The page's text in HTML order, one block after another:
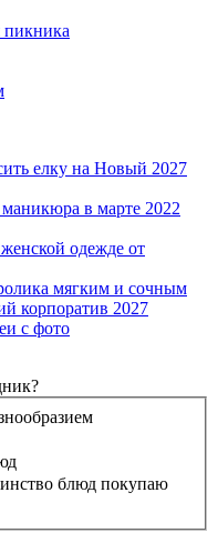
пикника
елку на Новый 2027
в марте 2022
одежде от
мягким и сочным
корпоратив 2027
с фото
блюд покупаю